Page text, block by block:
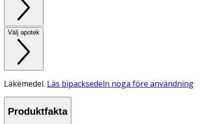
Välj apotek
Läkemedel. Läs bipacksedeln noga före användning
Produktfakta